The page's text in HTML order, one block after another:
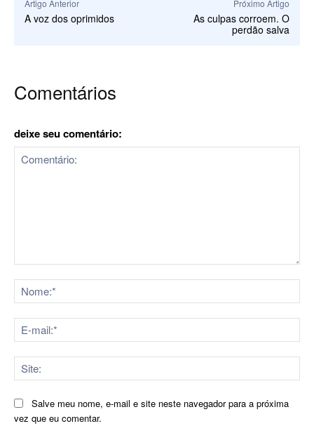
Artigo Anterior
A voz dos oprimidos
Próximo Artigo
As culpas corroem. O
perdão salva
Comentários
deixe seu comentário:
Salve meu nome, e-mail e site neste navegador para a próxima
vez que eu comentar.